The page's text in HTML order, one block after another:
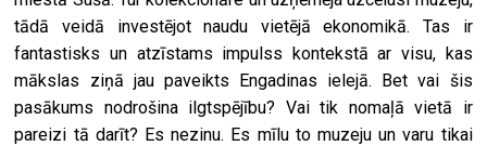
tādā veidā investējot naudu vietējā ekonomikā. Tas ir
fantastisks un atzīstams impulss kontekstā ar visu, kas
mākslas ziņā jau paveikts Engadinas ielejā. Bet vai šis
pasākums nodrošina ilgtspējību? Vai tik nomaļā vietā ir
pareizi tā darīt? Es nezinu. Es mīlu to muzeju un varu tikai